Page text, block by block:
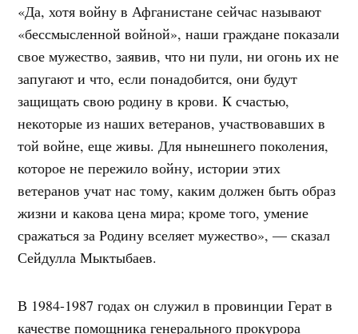
«Да, хотя войну в Афганистане сейчас называют
«бессмысленной войной», наши граждане показали
свое мужество, заявив, что ни пули, ни огонь их не
запугают и что, если понадобится, они будут
защищать свою родину в крови. К счастью,
некоторые из наших ветеранов, участвовавших в
той войне, еще живы. Для нынешнего поколения,
которое не пережило войну, истории этих
ветеранов учат нас тому, каким должен быть образ
жизни и какова цена мира; кроме того, умение
сражаться за Родину вселяет мужество», — сказал
Сейдулла Мыктыбаев.
В 1984-1987 годах он служил в провинции Герат в
качестве помощника генерального прокурора